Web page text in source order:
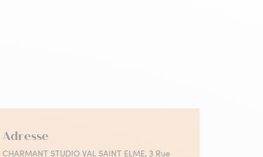
Adresse
CHARMANT STUDIO VAL SAINT ELME, 3 Rue